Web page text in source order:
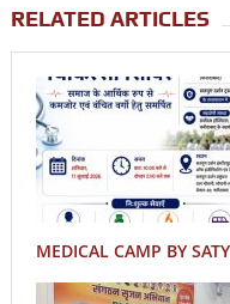
RELATED ARTICLES
MEDICAL CAMP BY